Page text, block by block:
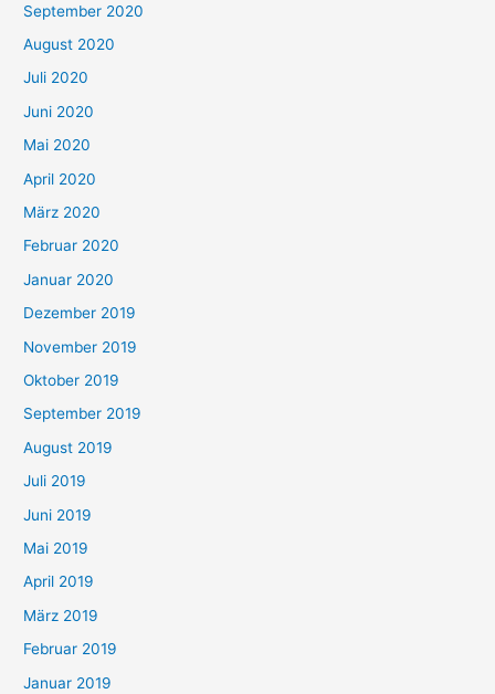
September 2020
August 2020
Juli 2020
Juni 2020
Mai 2020
April 2020
März 2020
Februar 2020
Januar 2020
Dezember 2019
November 2019
Oktober 2019
September 2019
August 2019
Juli 2019
Juni 2019
Mai 2019
April 2019
März 2019
Februar 2019
Januar 2019